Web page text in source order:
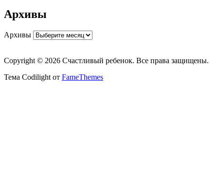
Архивы
Архивы
Copyright © 2026 Счастливый ребенок. Все права защищены.
Тема Codilight от FameThemes